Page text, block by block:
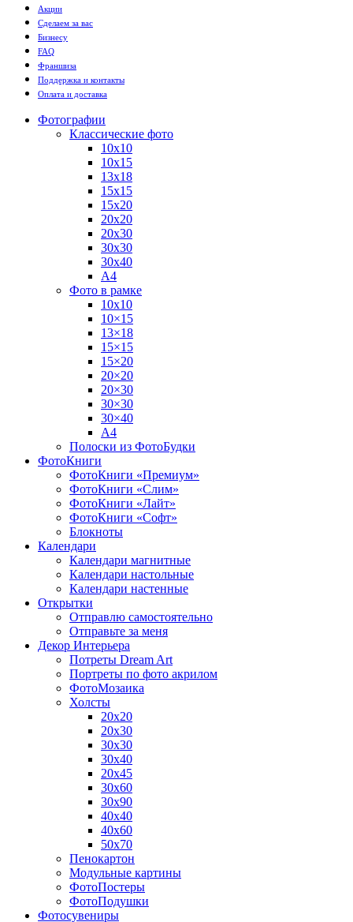
Акции
Сделаем за вас
Бизнесу
FAQ
Франшиза
Поддержка и контакты
Оплата и доставка
Фотографии
Классические фото
10х10
10х15
13х18
15х15
15х20
20х20
20х30
30х30
30х40
А4
Фото в рамке
10х10
10×15
13×18
15×15
15×20
20×20
20×30
30×30
30×40
A4
Полоски из ФотоБудки
ФотоКниги
ФотоКниги «Премиум»
ФотоКниги «Слим»
ФотоКниги «Лайт»
ФотоКниги «Софт»
Блокноты
Календари
Календари магнитные
Календари настольные
Календари настенные
Открытки
Отправлю самостоятельно
Отправьте за меня
Декор Интерьера
Потреты Dream Art
Портреты по фото акрилом
ФотоМозаика
Холсты
20х20
20х30
30х30
30х40
20х45
30х60
30х90
40х40
40х60
50х70
Пенокартон
Модульные картины
ФотоПостеры
ФотоПодушки
Фотоcувениры